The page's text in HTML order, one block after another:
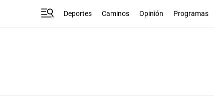
Deportes Caminos Opinión Programas